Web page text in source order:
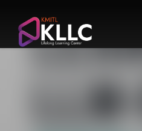
content